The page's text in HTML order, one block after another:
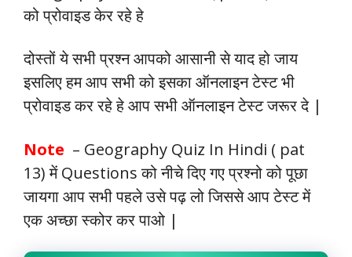
को प्रोवाइड केर रहे हे
दोस्तों ये सभी प्रश्न आपको आसानी से याद हो जाय
इसलिए हम आप सभी को इसका ऑनलाइन टेस्ट भी
प्रोवाइड कर रहे हे आप सभी ऑनलाइन टेस्ट जरूर दे |
Note – Geography Quiz In Hindi ( pat
13) में Questions को नीचे दिए गए प्रश्नो को पूछा
जायगा आप सभी पहले उसे पढ़ लो जिससे आप टेस्ट में
एक अच्छा स्कोर कर पाओ |